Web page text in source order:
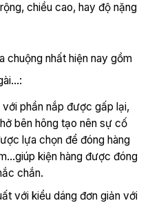
chiều cao, hay độ nặng
chuộng nhất hiện nay gồm
phần nắp được gấp lại,
bên hông tạo nên sự cố
lựa chọn để đóng hàng
kiện hàng được đóng
chắn.
với kiểu dáng đơn giản với